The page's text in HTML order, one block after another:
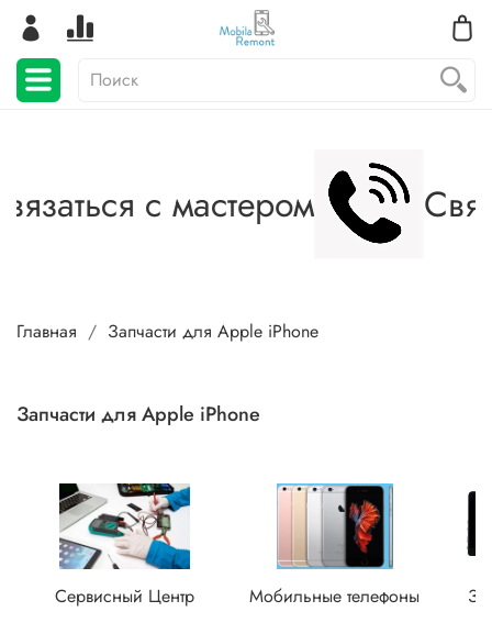
с мастером
Главная Запчасти для Apple iPhone
Запчасти для Apple iPhone
Сервисный Центр Мобильные телефоны